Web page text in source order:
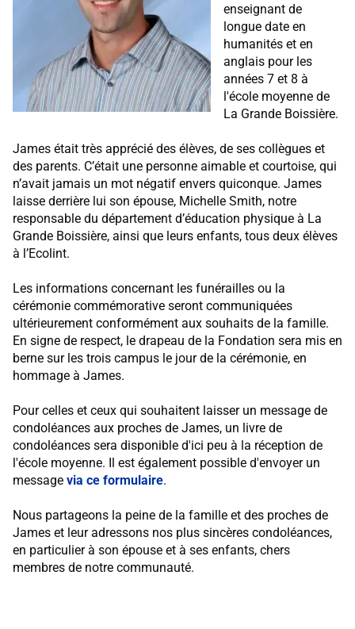
enseignant de
longue date en
humanités et en
anglais pour les
années 7 et 8 à
l'école moyenne de
La Grande Boissière.
James était très apprécié des élèves, de ses collègues et
des parents. C’était une personne aimable et courtoise, qui
n’avait jamais un mot négatif envers quiconque. James
laisse derrière lui son épouse, Michelle Smith, notre
responsable du département d’éducation physique à La
Grande Boissière, ainsi que leurs enfants, tous deux élèves
à l’Ecolint.
Les informations concernant les funérailles ou la
cérémonie commémorative seront communiquées
ultérieurement conformément aux souhaits de la famille.
En signe de respect, le drapeau de la Fondation sera mis en
berne sur les trois campus le jour de la cérémonie, en
hommage à James.
Pour celles et ceux qui souhaitent laisser un message de
condoléances aux proches de James, un livre de
condoléances sera disponible d'ici peu à la réception de
l'école moyenne. Il est également possible d'envoyer un
message via ce formulaire.
Nous partageons la peine de la famille et des proches de
James et leur adressons nos plus sincères condoléances,
en particulier à son épouse et à ses enfants, chers
membres de notre communauté.